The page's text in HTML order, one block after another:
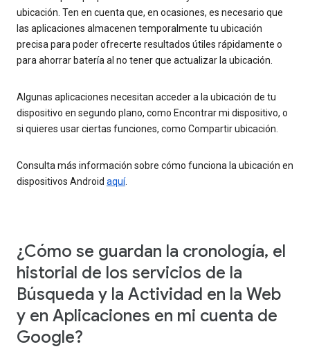
ubicación. Ten en cuenta que, en ocasiones, es necesario que
las aplicaciones almacenen temporalmente tu ubicación
precisa para poder ofrecerte resultados útiles rápidamente o
para ahorrar batería al no tener que actualizar la ubicación.
Algunas aplicaciones necesitan acceder a la ubicación de tu
dispositivo en segundo plano, como Encontrar mi dispositivo, o
si quieres usar ciertas funciones, como Compartir ubicación.
Consulta más información sobre cómo funciona la ubicación en
dispositivos Android aquí.
¿Cómo se guardan la cronología, el
historial de los servicios de la
Búsqueda y la Actividad en la Web
y en Aplicaciones en mi cuenta de
Google?